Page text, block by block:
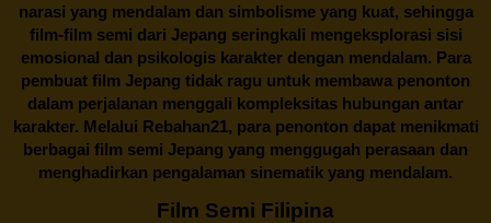
narasi yang mendalam dan simbolisme yang kuat, sehingga
film-film semi dari Jepang seringkali mengeksplorasi sisi
emosional dan psikologis karakter dengan mendalam. Para
pembuat film Jepang tidak ragu untuk membawa penonton
dalam perjalanan menggali kompleksitas hubungan antar
karakter. Melalui Rebahan21, para penonton dapat menikmati
berbagai film semi Jepang yang menggugah perasaan dan
menghadirkan pengalaman sinematik yang mendalam.
Film Semi Filipina